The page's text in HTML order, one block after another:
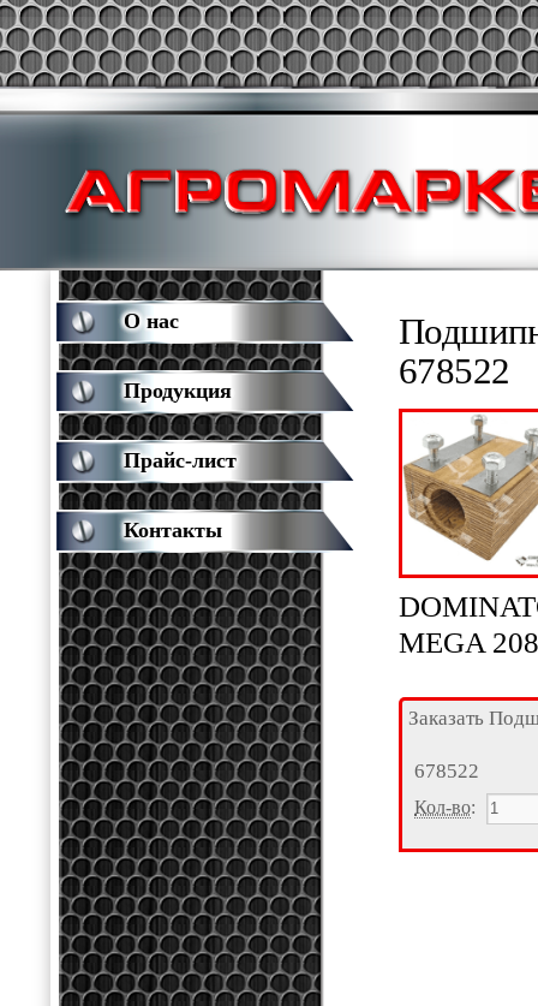
678522
MEGA
Заказать
678522
Кол-во:
О нас
Продукция
Прайс-лист
Контакты